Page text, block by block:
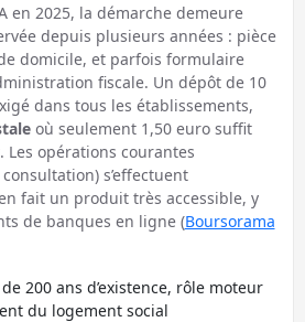
en 2025, la démarche demeure
depuis plusieurs années : pièce
domicile, et parfois formulaire
fiscale. Un dépôt de 10
dans tous les établissements,
où seulement 1,50 euro suffit
opérations courantes
s’effectuent
fait un produit très accessible, y
de banques en ligne (Boursorama
200 ans d’existence, rôle moteur
du logement social